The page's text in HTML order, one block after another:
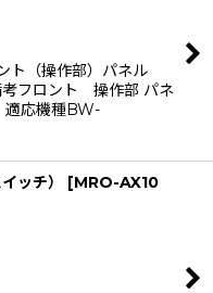
（操作部）パネル
考フロント 操作部 パネ
応機種BW-
ッチ） [MRO-AX10